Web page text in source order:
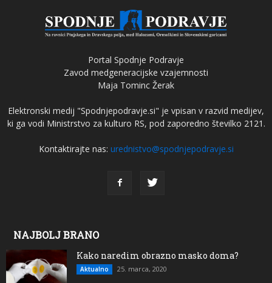
Portal Spodnje Podravje
Zavod medgeneracijske vzajemnosti
Maja Tominc Žerak
Elektronski medij "Spodnjepodravje.si" je vpisan v razvid medijev,
ki ga vodi Ministrstvo za kulturo RS, pod zaporedno številko 2121.
Kontaktirajte nas: urednistvo@spodnjepodravje.si
NAJBOLJ BRANO
Kako naredim obrazno masko doma?
Aktualno 25. marca, 2020